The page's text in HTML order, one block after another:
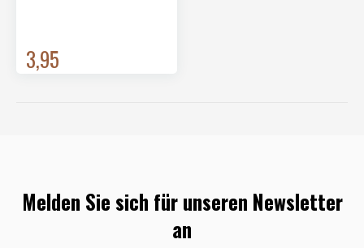
3,95
Melden Sie sich für unseren Newsletter
an